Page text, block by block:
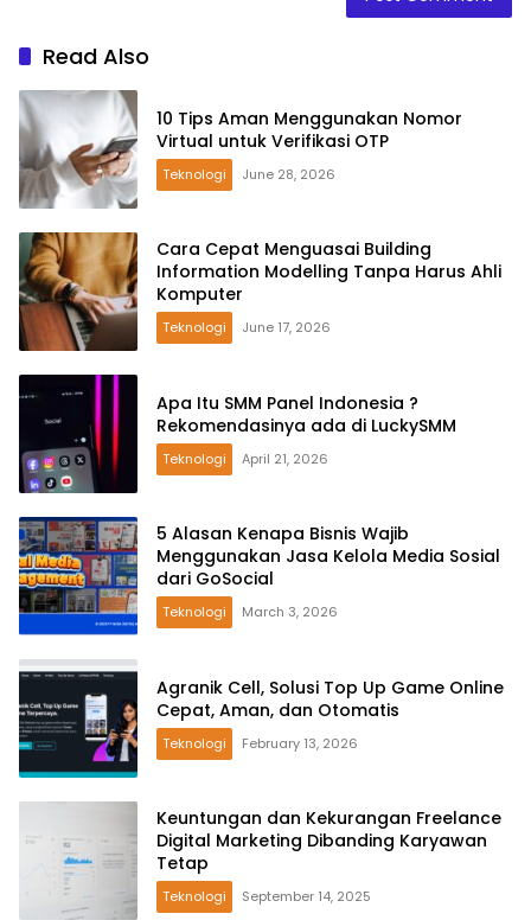
Read Also
10 Tips Aman Menggunakan Nomor
Virtual untuk Verifikasi OTP
Teknologi June 28, 2026
Cara Cepat Menguasai Building
Information Modelling Tanpa Harus Ahli
Komputer
Teknologi June 17, 2026
Apa Itu SMM Panel Indonesia ?
Rekomendasinya ada di LuckySMM
Teknologi April 21, 2026
5 Alasan Kenapa Bisnis Wajib
Menggunakan Jasa Kelola Media Sosial
dari GoSocial
Teknologi March 3, 2026
Agranik Cell, Solusi Top Up Game Online
Cepat, Aman, dan Otomatis
Teknologi February 13, 2026
Keuntungan dan Kekurangan Freelance
Digital Marketing Dibanding Karyawan
Tetap
Teknologi September 14, 2025